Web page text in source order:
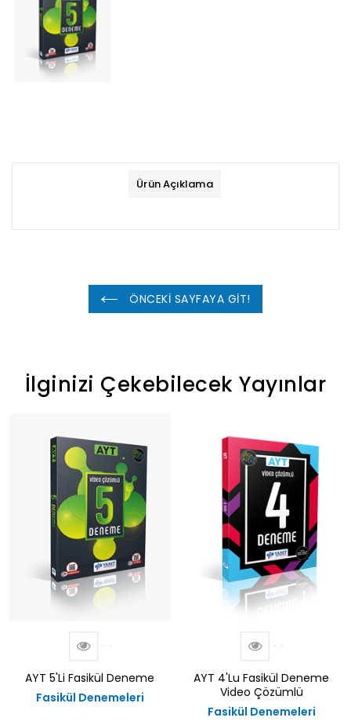
Ürün Açıklama
ÖNCEKİ SAYFAYA GİT!
İlginizi Çekebilecek Yayınlar
AYT 5'li Fasikül Deneme
Fasikül Denemeleri
AYT 4'Lu Fasikül Deneme
Video Çözümlü
Fasikül Denemeleri